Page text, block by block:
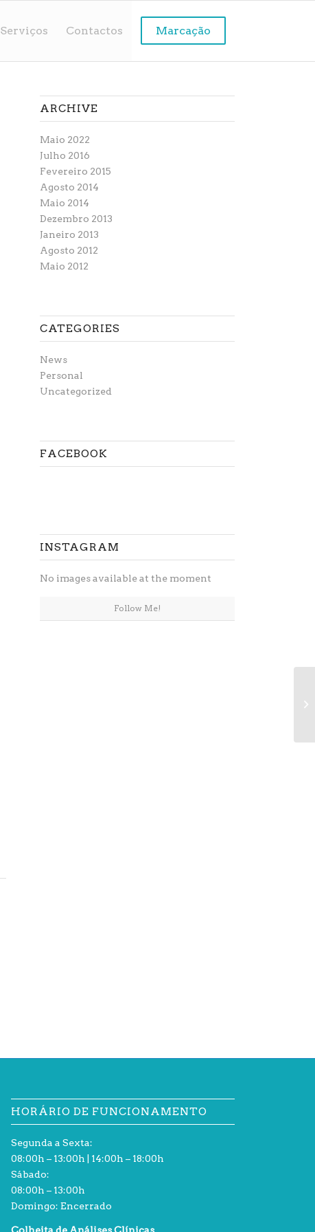
Serviços Contactos Marcação
ARCHIVE
Maio 2022
Julho 2016
Fevereiro 2015
Agosto 2014
Maio 2014
Dezembro 2013
Janeiro 2013
Agosto 2012
Maio 2012
CATEGORIES
News
Personal
Uncategorized
FACEBOOK
INSTAGRAM
No images available at the moment
Follow Me!
HORÁRIO DE FUNCIONAMENTO
Segunda a Sexta:
08:00h – 13:00h | 14:00h – 18:00h
Sábado:
08:00h – 13:00h
Domingo: Encerrado
Colheita de Análises Clínicas